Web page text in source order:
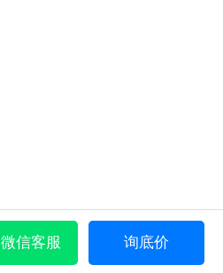
微信客服 询底价